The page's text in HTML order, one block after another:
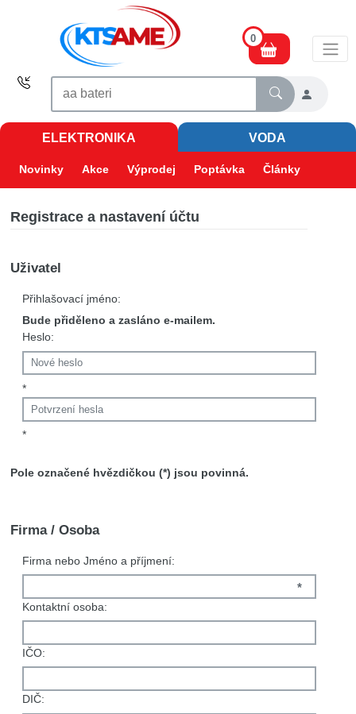
0
ELEKTRONIKA VODA
Novinky Akce Výprodej Poptávka Články
Registrace a nastavení účtu
Uživatel
Přihlašovací jméno:
Bude přiděleno a zasláno e-mailem.
Heslo:
*
*
Pole označené hvězdičkou (*) jsou povinná.
Firma / Osoba
Firma nebo Jméno a příjmení:
*
Kontaktní osoba:
IČO:
DIČ: